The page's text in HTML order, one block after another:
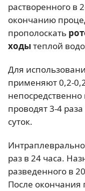
растворенного в
окончанию
прополоскать
ходытеплой
Для
применяют 0,2-
проводят 3-4
суток.
раз в 24 часа.
разведенного в
После